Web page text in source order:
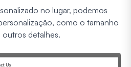
no lugar, podemos
como o tamanho
detalhes.